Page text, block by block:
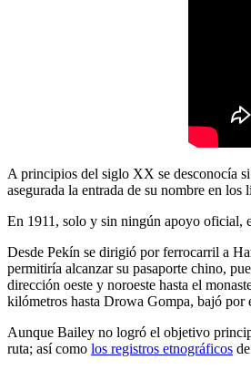
A principios del siglo XX se desconocía
asegurada la entrada de su nombre en los
En 1911, solo y sin ningún apoyo oficial,
Desde Pekín se dirigió por ferrocarril a
permitiría alcanzar su pasaporte chino,
dirección oeste y noroeste hasta el
kilómetros hasta Drowa Gompa, bajó por
Aunque Bailey no logró el objetivo
ruta; así como los registros etnográficos